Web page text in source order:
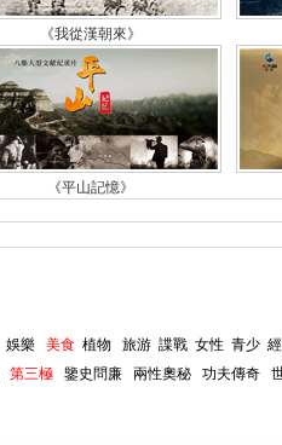
《我從漢朝來》
《平山記憶》
娛樂 美食 植物 旅游 諜戰 女性 青少
第三極 鑒史問廉 兩性奧秘 功夫傳奇